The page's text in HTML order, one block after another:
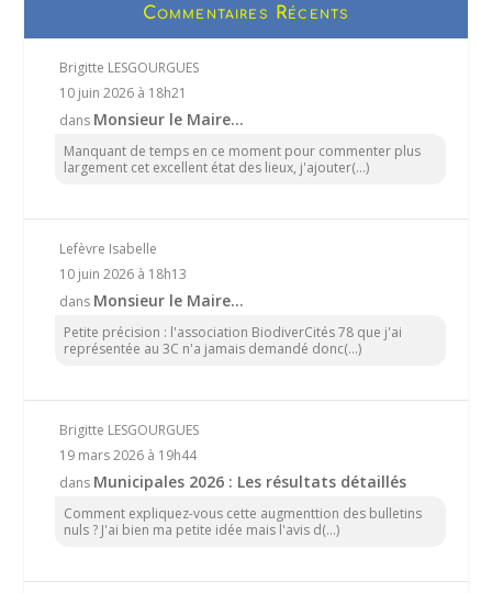
Commentaires Récents
Brigitte LESGOURGUES
10 juin 2026 à 18h21
dans Monsieur le Maire…
Manquant de temps en ce moment pour commenter plus
largement cet excellent état des lieux, j'ajouter(...)
Lefèvre Isabelle
10 juin 2026 à 18h13
dans Monsieur le Maire…
Petite précision : l'association BiodiverCités 78 que j'ai
représentée au 3C n'a jamais demandé donc(...)
Brigitte LESGOURGUES
19 mars 2026 à 19h44
dans Municipales 2026 : Les résultats détaillés
Comment expliquez-vous cette augmenttion des bulletins
nuls ? J'ai bien ma petite idée mais l'avis d(...)